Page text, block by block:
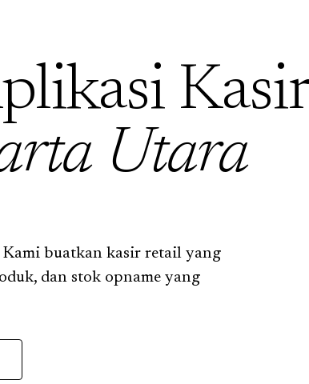
Kasir
Utara
buatkan kasir retail yang
dan stok opname yang